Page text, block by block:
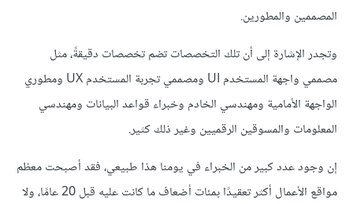
المصممين والمطورين.
وتجدر الإشارة إلى أن تلك التخصصات تضم تخصصات دقيقةً، مثل
مصممي واجهة المستخدم UI ومصممي تجربة المستخدم UX ومطوري
الواجهة الأمامية ومهندسي الخادم وخبراء قواعد البيانات ومهندسي
المعلومات والمسوقين الرقميين وغير ذلك كثير.
إن وجود عدد كبير من الخبراء في يومنا هذا طبيعي، فقد أصبحت معظم
مواقع الأعمال أكثر تعقيدًا بمئات أضعاف ما كانت عليه قبل 20 عامًا، ولا